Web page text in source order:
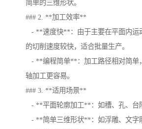
简单的三维形状。
### 2. **加工效率**
- **速度快**：由于主要在平面内运
的切削速度较快，适合批量生产。
- **编程简单**：加工路径相对简单
轴加工更容易。
### 3. **适用场景**
- **平面轮廓加工**：如槽、孔、台
- **简单三维形状**：如浮雕、文字